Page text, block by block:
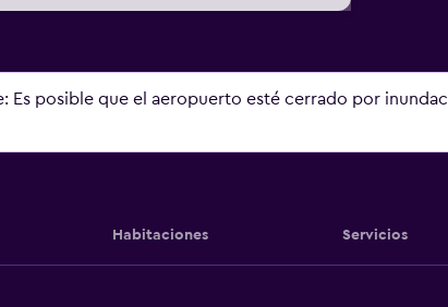
Es posible que el aeropuerto esté cerrado por
Habitaciones Servicios